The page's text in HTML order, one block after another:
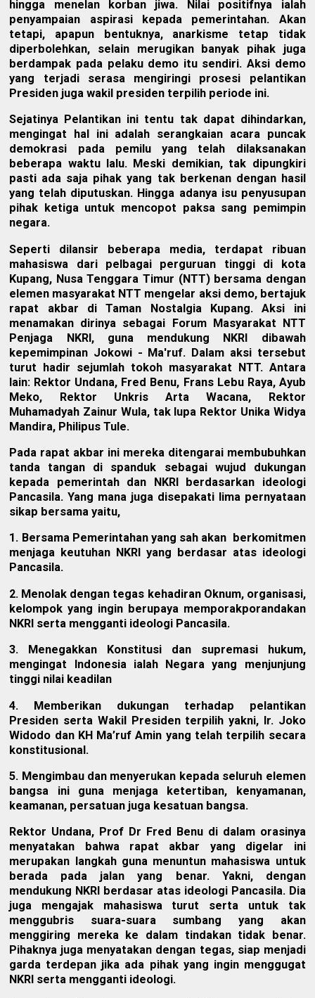
hingga menelan korban jiwa. Nilai positifnya ialah
penyampaian aspirasi kepada pemerintahan. Akan
tetapi, apapun bentuknya, anarkisme tetap tidak
diperbolehkan, selain merugikan banyak pihak juga
berdampak pada pelaku demo itu sendiri. Aksi demo
yang terjadi serasa mengiringi prosesi pelantikan
Presiden juga wakil presiden terpilih periode ini.
Sejatinya Pelantikan ini tentu tak dapat dihindarkan,
mengingat hal ini adalah serangkaian acara puncak
demokrasi pada pemilu yang telah dilaksanakan
beberapa waktu lalu. Meski demikian, tak dipungkiri
pasti ada saja pihak yang tak berkenan dengan hasil
yang telah diputuskan. Hingga adanya isu penyusupan
pihak ketiga untuk mencopot paksa sang pemimpin
negara.
Seperti dilansir beberapa media, terdapat ribuan
mahasiswa dari pelbagai perguruan tinggi di kota
Kupang, Nusa Tenggara Timur (NTT) bersama dengan
elemen masyarakat NTT mengelar aksi demo, bertajuk
rapat akbar di Taman Nostalgia Kupang. Aksi ini
menamakan dirinya sebagai Forum Masyarakat NTT
Penjaga NKRI, guna mendukung NKRI dibawah
kepemimpinan Jokowi - Ma'ruf. Dalam aksi tersebut
turut hadir sejumlah tokoh masyarakat NTT. Antara
lain: Rektor Undana, Fred Benu, Frans Lebu Raya, Ayub
Meko, Rektor Unkris Arta Wacana, Rektor
Muhamadyah Zainur Wula, tak lupa Rektor Unika Widya
Mandira, Philipus Tule.
Pada rapat akbar ini mereka ditengarai membubuhkan
tanda tangan di spanduk sebagai wujud dukungan
kepada pemerintah dan NKRI berdasarkan ideologi
Pancasila. Yang mana juga disepakati lima pernyataan
sikap bersama yaitu,
1. Bersama Pemerintahan yang sah akan berkomitmen
menjaga keutuhan NKRI yang berdasar atas ideologi
Pancasila.
2. Menolak dengan tegas kehadiran Oknum, organisasi,
kelompok yang ingin berupaya memporakporandakan
NKRI serta mengganti ideologi Pancasila.
3. Menegakkan Konstitusi dan supremasi hukum,
mengingat Indonesia ialah Negara yang menjunjung
tinggi nilai keadilan
4. Memberikan dukungan terhadap pelantikan
Presiden serta Wakil Presiden terpilih yakni, Ir. Joko
Widodo dan KH Ma’ruf Amin yang telah terpilih secara
konstitusional.
5. Mengimbau dan menyerukan kepada seluruh elemen
bangsa ini guna menjaga ketertiban, kenyamanan,
keamanan, persatuan juga kesatuan bangsa.
Rektor Undana, Prof Dr Fred Benu di dalam orasinya
menyatakan bahwa rapat akbar yang digelar ini
merupakan langkah guna menuntun mahasiswa untuk
berada pada jalan yang benar. Yakni, dengan
mendukung NKRI berdasar atas ideologi Pancasila. Dia
juga mengajak mahasiswa turut serta untuk tak
menggubris suara-suara sumbang yang akan
menggiring mereka ke dalam tindakan tidak benar.
Pihaknya juga menyatakan dengan tegas, siap menjadi
garda terdepan jika ada pihak yang ingin menggugat
NKRI serta mengganti ideologi.